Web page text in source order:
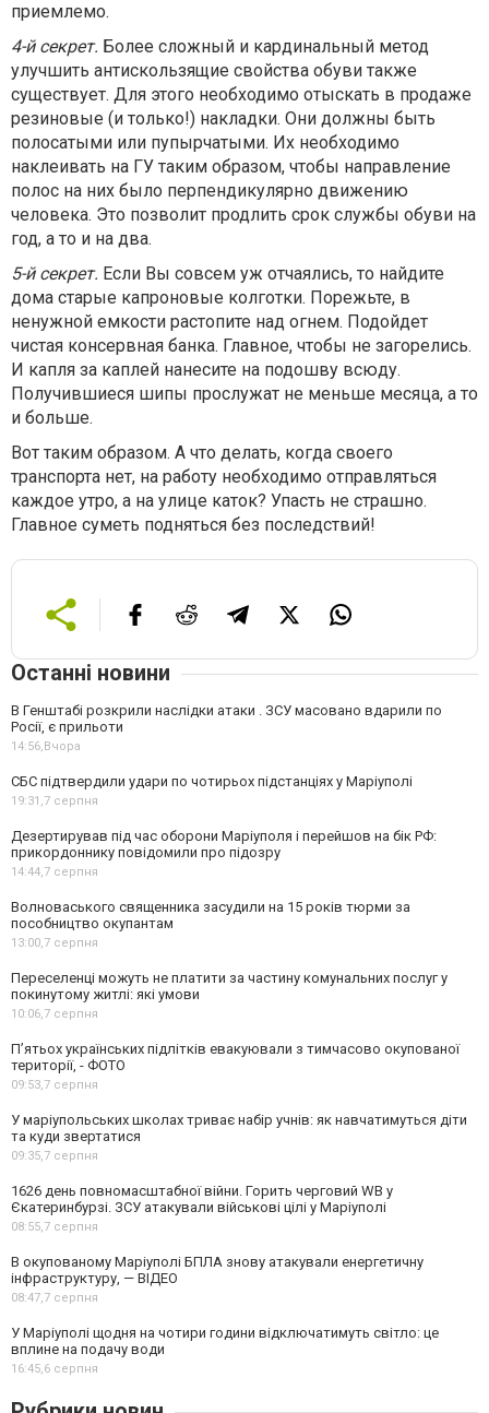
приемлемо.
4-й секрет. Более сложный и кардинальный метод
улучшить антискользящие свойства обуви также
существует. Для этого необходимо отыскать в продаже
резиновые (и только!) накладки. Они должны быть
полосатыми или пупырчатыми. Их необходимо
наклеивать на ГУ таким образом, чтобы направление
полос на них было перпендикулярно движению
человека. Это позволит продлить срок службы обуви на
год, а то и на два.
5-й секрет. Если Вы совсем уж отчаялись, то найдите
дома старые капроновые колготки. Порежьте, в
ненужной емкости растопите над огнем. Подойдет
чистая консервная банка. Главное, чтобы не загорелись.
И капля за каплей нанесите на подошву всюду.
Получившиеся шипы прослужат не меньше месяца, а то
и больше.
Вот таким образом. А что делать, когда своего
транспорта нет, на работу необходимо отправляться
каждое утро, а на улице каток? Упасть не страшно.
Главное суметь подняться без последствий!
Останні новини
В Генштабі розкрили наслідки атаки . ЗСУ масовано вдарили по
Росії, є прильоти
14:56,Вчора
СБС підтвердили удари по чотирьох підстанціях у Маріуполі
19:31,7 серпня
Дезертирував під час оборони Маріуполя і перейшов на бік РФ:
прикордоннику повідомили про підозру
14:44,7 серпня
Волноваського священника засудили на 15 років тюрми за
пособництво окупантам
13:00,7 серпня
Переселенці можуть не платити за частину комунальних послуг у
покинутому житлі: які умови
10:06,7 серпня
П’ятьох українських підлітків евакуювали з тимчасово окупованої
території, - ФОТО
09:53,7 серпня
У маріупольських школах триває набір учнів: як навчатимуться діти
та куди звертатися
09:35,7 серпня
1626 день повномасштабної війни. Горить черговий WB у
Єкатеринбурзі. ЗСУ атакували військові цілі у Маріуполі
08:55,7 серпня
В окупованому Маріуполі БПЛА знову атакували енергетичну
інфраструктуру, — ВІДЕО
08:47,7 серпня
У Маріуполі щодня на чотири години відключатимуть світло: це
вплине на подачу води
16:45,6 серпня